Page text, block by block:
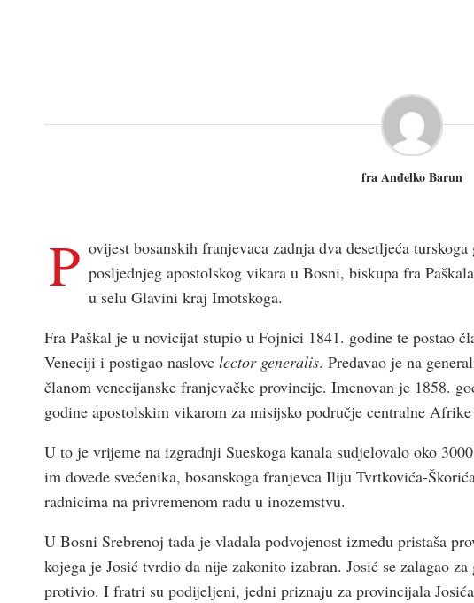
fra Anđelko Barun
P ovijest bosanskih franjevaca zadnja dva desetljeća
posljednjeg apostolskog vikara u Bosni, biskupa fra
u selu Glavini kraj Imotskoga.
Fra Paškal je u novicijat stupio u Fojnici 1841. godine te postao
Veneciji i postigao naslovc lector generalis. Predavao je na
članom venecijanske franjevačke provincije. Imenovan je 1858.
godine apostolskim vikarom za misijsko područje centralne
U to je vrijeme na izgradnji Sueskoga kanala sudjelovalo oko
im dovede svećenika, bosanskoga franjevca Iliju Tvrtkovića-
radnicima na privremenom radu u inozemstvu.
U Bosni Srebrenoj tada je vladala podvojenost između pristaša
kojega je Josić tvrdio da nije zakonito izabran. Josić se zalagao
protivio. I fratri su podijeljeni, jedni priznaju za provincijala